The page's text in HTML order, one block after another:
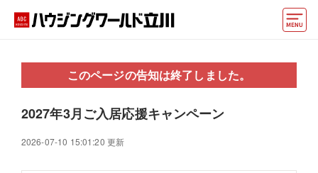
住宅会社・ハウスメーカー
イベント情報・プレゼント
アクセス
このページの告知は終了しました。
2027年3月ご入居応援キャンペーン
2026-07-10 15:01:20 更新